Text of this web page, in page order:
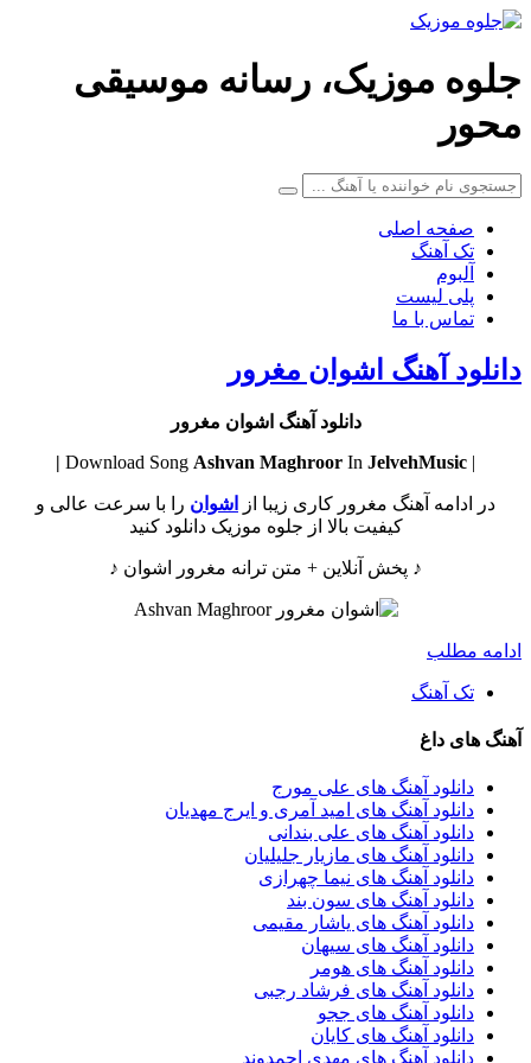
جلوه موزیک، رسانه موسیقی
محور
صفحه اصلی
تک آهنگ
آلبوم
پلی لیست
تماس با ما
دانلود آهنگ اشوان مغرور
دانلود آهنگ اشوان مغرور
| Download Song
Ashvan Maghroor In JelvehMusic |
در ادامه آهنگ مغرور کاری زیبا از اشوان را با سرعت عالی و
کیفیت بالا از جلوه موزیک دانلود کنید
♪ پخش آنلاین + متن ترانه مغرور اشوان ♪
ادامه مطلب
تک آهنگ
آهنگ های داغ
دانلود آهنگ های علی مورج
دانلود آهنگ های امید آمری و ایرج مهدیان
دانلود آهنگ های علی بندانی
دانلود آهنگ های مازیار جلیلیان
دانلود آهنگ های نیما چهرازی
دانلود آهنگ های سون بند
دانلود آهنگ های یاشار مقیمی
دانلود آهنگ های سیهان
دانلود آهنگ های هومر
دانلود آهنگ های فرشاد رجبی
دانلود آهنگ های ججو
دانلود آهنگ های کایان
دانلود آهنگ های مهدی احمدوند